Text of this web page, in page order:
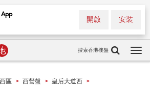
App
安裝
開啟
搜索香港樓盤
西區 > 西營盤 > 皇后大道西 >